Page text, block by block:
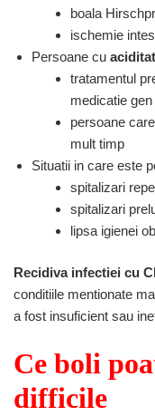
boala
ischemie
Persoane cu
tratamentul
medicatie
persoane
mult timp
Situatii in care este
spitalizari
spitalizari
lipsa igienei
Recidiva infectiei cu
conditiile mentionate
a fost insuficient sau
Ce boli
difficile